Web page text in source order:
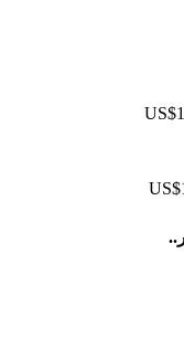
منفصلة
منفصلة